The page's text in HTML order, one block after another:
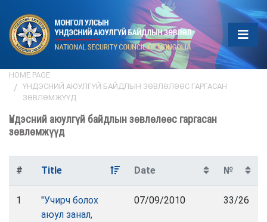
HOME PAGE
ҮНДЭСНИЙ АЮУЛГҮЙ БАЙДЛЫН ЗӨВЛӨЛӨӨС ГАРГАСАН
ЗӨВЛӨМЖҮҮД
Үндэсний аюулгүй байдлын зөвлөлөөс гаргасан
зөвлөмжүүд
# Title Date №
1
"Учирч болох
аюул занал,
07/09/2010 33/26